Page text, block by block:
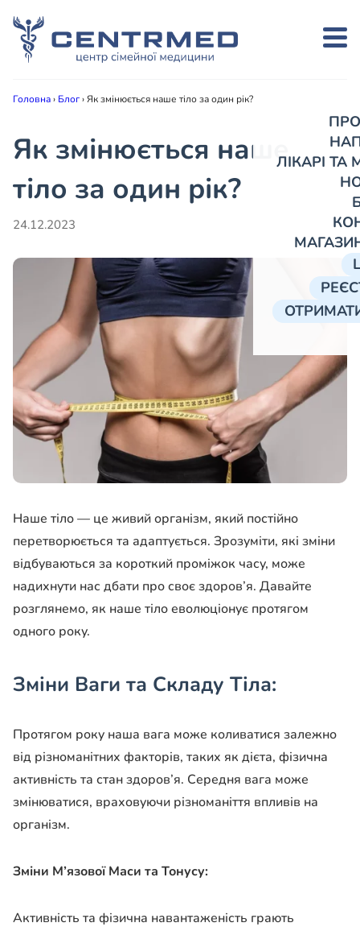
ЛІКАРІ
Головна› Блог›Як змінюється наше тіло за один рік?
Як змінюється наше
тіло за один рік?
24.12.2023
Наше тіло — це живий організм, який постійно
перетворюється та адаптується. Зрозуміти, які зміни
відбуваються за короткий проміжок часу, може
надихнути нас дбати про своє здоров’я. Давайте
розглянемо, як наше тіло еволюціонує протягом
одного року.
Зміни Ваги та Складу Тіла:
Протягом року наша вага може коливатися залежно
від різноманітних факторів, таких як дієта, фізична
активність та стан здоров’я. Середня вага може
змінюватися, враховуючи різноманіття впливів на
організм.
Зміни М’язової Маси та Тонусу:
Активність та фізична навантаженість грають